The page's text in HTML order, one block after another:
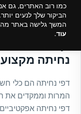
כמו רוב האתרים, גם
הביקור שלך לנעים יותר.
המשך גלישה באתר
עוד.
07/01/2025
נחיתה
דפי נחיתה הם כלי
המרות וממקדים את
דפי נחיתה